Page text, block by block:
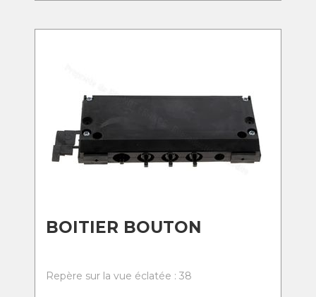
BOITIER BOUTON
Repère sur la vue éclatée : 38